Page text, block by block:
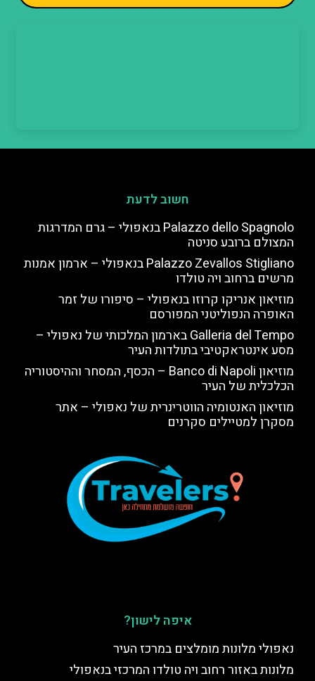
חשוב לדעת
Palazzo dello Spagnolo בנאפולי – גרם המדרגות
המצולם ברובע סניטה
Palazzo Zevallos Stigliano בנאפולי – ארמון אמנות
מרשים ברחוב ויה טולדו
מוזיאון אנריקו קרוזו בנאפולי – סיפורו של זמר
האופרה הנפוליטני המפורסם
Galleria del Tempo בארמון המלכותי של נאפולי –
מסע אינטראקטיבי בתולדות העיר
מוזיאון Banco di Napoli – הכסף, המסחר וההיסטוריה
הכלכלית של העיר
מוזיאון האנטומיה הווטרינרית של נאפולי – אתר
מסקרן למטיילים סקרנים
איפה לישון?
נאפולי מלונות מומלצים במרכז העיר
מלונות באזור רחוב ויה טולדו המרכזי בנאפולי